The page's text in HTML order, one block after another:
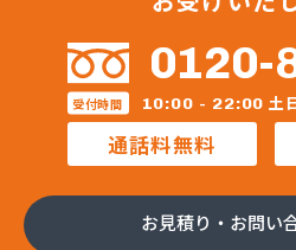
株式会社田島 八王子営業所
株式会社田島商店
株式会社東京文化総業
株式会社栃木屋商店
株式会社内田商店
株式会社鍋屋斉藤商店
株式会社八木商店
0120-
受付時間 10:00 - 22:00 土
通話料無料
お見積り・お問い